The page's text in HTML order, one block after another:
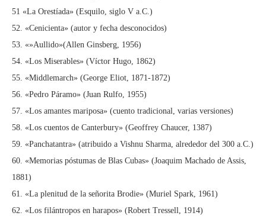
51 «La Orestíada» (Esquilo, siglo V a.C.)
52. «Cenicienta» (autor y fecha desconocidos)
53. «»Aullido»(Allen Ginsberg, 1956)
54. «Los Miserables» (Víctor Hugo, 1862)
55. «Middlemarch» (George Eliot, 1871-1872)
56. «Pedro Páramo» (Juan Rulfo, 1955)
57. «Los amantes mariposa» (cuento tradicional, varias versiones)
58. «Los cuentos de Canterbury» (Geoffrey Chaucer, 1387)
59. «Panchatantra» (atribuido a Vishnu Sharma, alrededor del 300 a.C.)
60. «Memorias póstumas de Blas Cubas» (Joaquim Machado de Assis,
1881)
61. «La plenitud de la señorita Brodie» (Muriel Spark, 1961)
62. «Los filántropos en harapos» (Robert Tressell, 1914)